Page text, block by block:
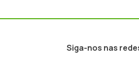
Siga-nos nas